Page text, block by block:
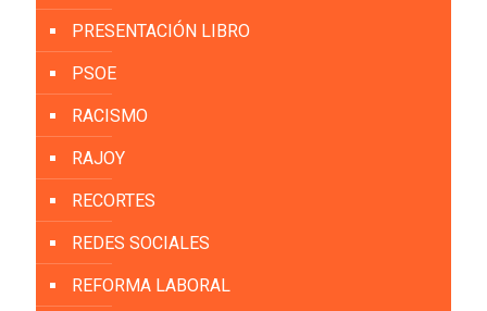
PRESENTACIÓN LIBRO
PSOE
RACISMO
RAJOY
RECORTES
REDES SOCIALES
REFORMA LABORAL